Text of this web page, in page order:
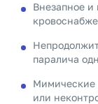
Внезапное
паралича
Мимические
или